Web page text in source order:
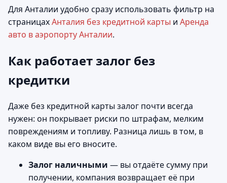
Для Анталии удобно сразу использовать фильтр на
страницахАнталия без кредитной карты и Аренда
авто в аэропорту Анталии.
Как работает залог без
кредитки
Даже без кредитной карты залог почти всегда
нужен: он покрывает риски по штрафам, мелким
повреждениям и топливу. Разница лишь в том, в
каком виде вы его вносите.
Залог наличными — вы отдаёте сумму при
получении, компания возвращает её при